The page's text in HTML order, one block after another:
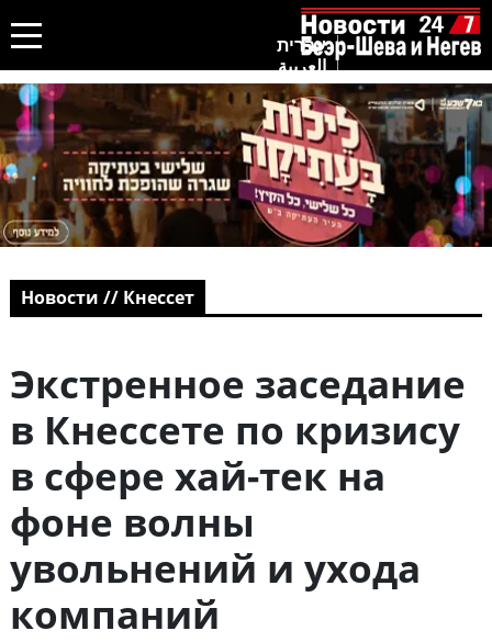
עברית
العربية
Новости // Кнессет
Экстренное заседание
в Кнессете по кризису
в сфере хай-тек на
фоне волны
увольнений и ухода
компаний